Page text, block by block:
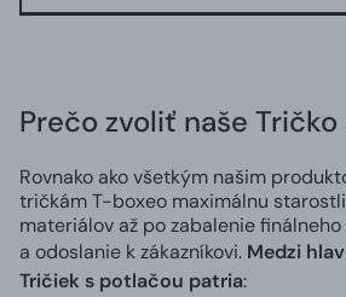
Prečo zvoliť naše
Rovnako ako všetkým našim
tričkám T-boxeo maximálnu
materiálov až po zabalenie
a odoslanie k zákazníkovi. Medzi
Tričiek s potlačou patria: